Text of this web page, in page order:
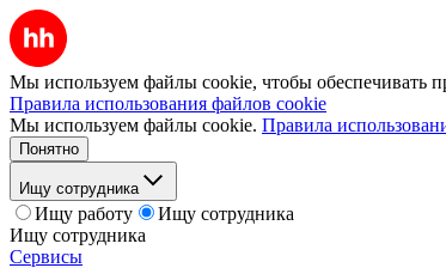
Мы используем файлы cookie, чтобы обеспечивать
Правила использования файлов cookie
Мы используем файлы cookie. Правила
Понятно
Ищу сотрудника
Ищу работу
Ищу сотрудника
Ищу сотрудника
Сервисы